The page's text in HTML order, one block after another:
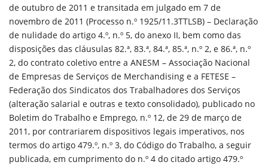
de outubro de 2011 e transitada em julgado em 7 de
novembro de 2011 (Processo n.º 1925/11.3TTLSB) – Declaração
de nulidade do artigo 4.º, n.º 5, do anexo II, bem como das
disposições das cláusulas 82.ª, 83.ª, 84.ª, 85.ª, n.º 2, e 86.ª, n.º
2, do contrato coletivo entre a ANESM – Associação Nacional
de Empresas de Serviços de Merchandising e a FETESE –
Federação dos Sindicatos dos Trabalhadores dos Serviços
(alteração salarial e outras e texto consolidado), publicado no
Boletim do Trabalho e Emprego, n.º 12, de 29 de março de
2011, por contrariarem dispositivos legais imperativos, nos
termos do artigo 479.º, n.º 3, do Código do Trabalho, a seguir
publicada, em cumprimento do n.º 4 do citado artigo 479.º